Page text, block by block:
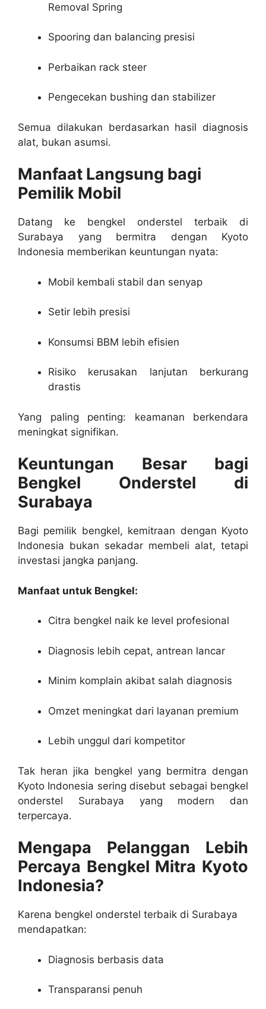
Removal Spring
Spooring dan balancing presisi
Perbaikan rack steer
Pengecekan bushing dan stabilizer
Semua dilakukan berdasarkan hasil diagnosis
alat, bukan asumsi.
Manfaat Langsung bagi
Pemilik Mobil
Datang ke bengkel onderstel terbaik di
Surabaya yang bermitra dengan Kyoto
Indonesia memberikan keuntungan nyata:
Mobil kembali stabil dan senyap
Setir lebih presisi
Konsumsi BBM lebih efisien
Risiko kerusakan lanjutan berkurang
drastis
Yang paling penting: keamanan berkendara
meningkat signifikan.
Keuntungan Besar bagi
Bengkel Onderstel di
Surabaya
Bagi pemilik bengkel, kemitraan dengan Kyoto
Indonesia bukan sekadar membeli alat, tetapi
investasi jangka panjang.
Manfaat untuk Bengkel:
Citra bengkel naik ke level profesional
Diagnosis lebih cepat, antrean lancar
Minim komplain akibat salah diagnosis
Omzet meningkat dari layanan premium
Lebih unggul dari kompetitor
Tak heran jika bengkel yang bermitra dengan
Kyoto Indonesia sering disebut sebagai bengkel
onderstel Surabaya yang modern dan
terpercaya.
Mengapa Pelanggan Lebih
Percaya Bengkel Mitra Kyoto
Indonesia?
Karena bengkel onderstel terbaik di Surabaya
mendapatkan:
Diagnosis berbasis data
Transparansi penuh